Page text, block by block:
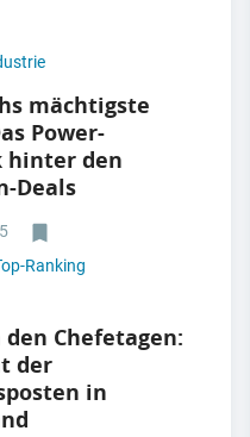
mächtigste
Power-
hinter den
Deals
Ranking
Chefetagen:
der
in